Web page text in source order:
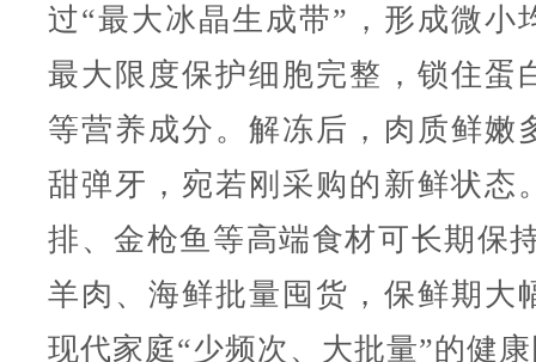
过“最大冰晶生成带”，形成微小
最大限度保护细胞完整，锁住蛋
等营养成分。解冻后，肉质鲜嫩
甜弹牙，宛若刚采购的新鲜状态
排、金枪鱼等高端食材可长期保
羊肉、海鲜批量囤货，保鲜期大
现代家庭“少频次、大批量”的健